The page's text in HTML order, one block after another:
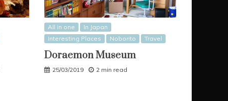
All in one
In Japan
Interesting Places
Noborito Travel
Doraemon Museum
25/03/2019 2 min read